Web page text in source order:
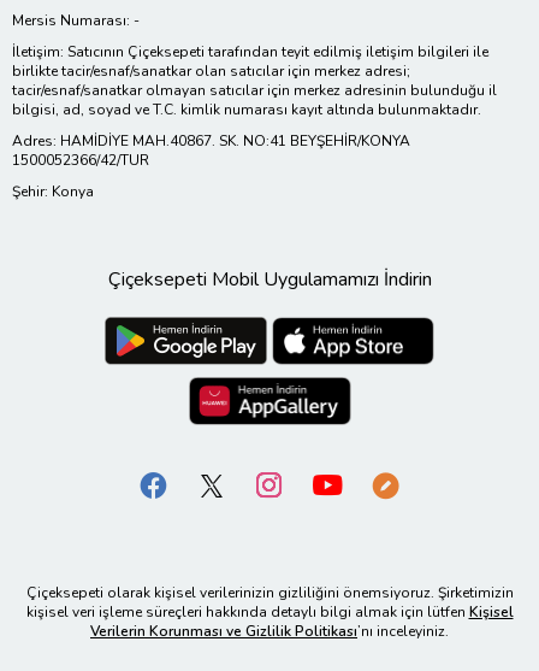
Mersis Numarası: -
İletişim: Satıcının Çiçeksepeti tarafından teyit edilmiş iletişim bilgileri ile
birlikte tacir/esnaf/sanatkar olan satıcılar için merkez adresi;
tacir/esnaf/sanatkar olmayan satıcılar için merkez adresinin bulunduğu il
bilgisi, ad, soyad ve T.C. kimlik numarası kayıt altında bulunmaktadır.
Adres: HAMİDİYE MAH.40867. SK. NO:41 BEYŞEHİR/KONYA
1500052366/42/TUR
Şehir: Konya
Çiçeksepeti Mobil Uygulamamızı İndirin
Çiçeksepeti olarak kişisel verilerinizin gizliliğini önemsiyoruz. Şirketimizin
kişisel veri işleme süreçleri hakkında detaylı bilgi almak için lütfen Kişisel
Verilerin Korunması ve Gizlilik Politikası’nı inceleyiniz.